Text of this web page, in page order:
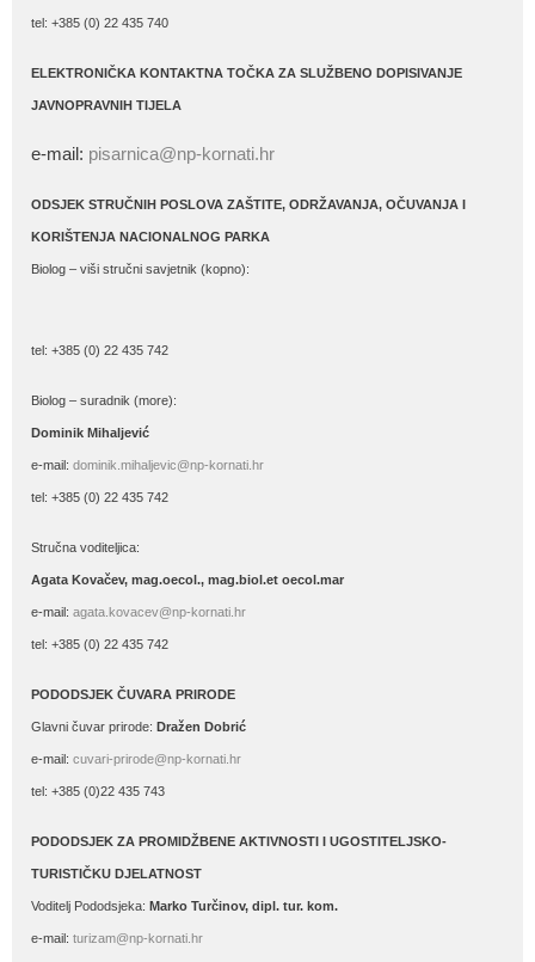
tel: +385 (0) 22 435 740
ELEKTRONIČKA KONTAKTNA TOČKA ZA SLUŽBENO DOPISIVANJE
JAVNOPRAVNIH TIJELA
e-mail: pisarnica@np-kornati.hr
ODSJEK STRUČNIH POSLOVA ZAŠTITE, ODRŽAVANJA, OČUVANJA I
KORIŠTENJA NACIONALNOG PARKA
Biolog – viši stručni savjetnik (kopno):
tel: +385 (0) 22 435 742
Biolog – suradnik (more):
Dominik Mihaljević
e-mail: dominik.mihaljevic@np-kornati.hr
tel: +385 (0) 22 435 742
Stručna voditeljica:
Agata Kovačev, mag.oecol., mag.biol.et oecol.mar
e-mail: agata.kovacev@np-kornati.hr
tel: +385 (0) 22 435 742
PODODSJEK ČUVARA PRIRODE
Glavni čuvar prirode: Dražen Dobrić
e-mail: cuvari-prirode@np-kornati.hr
tel: +385 (0)22 435 743
PODODSJEK ZA PROMIDŽBENE AKTIVNOSTI I UGOSTITELJSKO-
TURISTIČKU DJELATNOST
Voditelj Pododsjeka: Marko Turčinov, dipl. tur. kom.
e-mail: turizam@np-kornati.hr